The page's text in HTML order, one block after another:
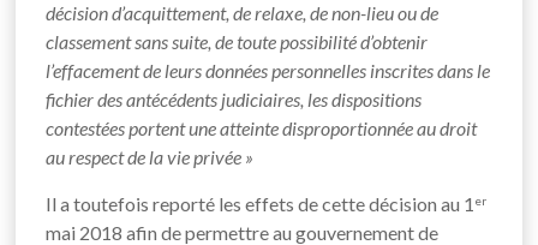
décision d’acquittement, de relaxe, de non-lieu ou de
classement sans suite, de toute possibilité d’obtenir
l’effacement de leurs données personnelles inscrites dans le
fichier des antécédents judiciaires, les dispositions
contestées portent une atteinte disproportionnée au droit
au respect de la vie privée »
Il a toutefois reporté les effets de cette décision au 1 er
mai 2018 afin de permettre au gouvernement de